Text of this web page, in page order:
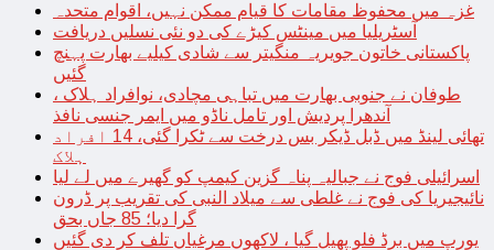
غزہ میں محفوظ مقامات کا قیام ممکن نہیں، اقوام متحدہ
آسٹریلیا میں مینٹس کیڑے کی دو نئی نسلیں دریافت
پاکستانی خاتون جویریہ منگیتر سے شادی کیلیے بھارت پہنچ
گئیں
طوفان نے جنوبی بھارت میں تباہی مچادی، نوافراد ہلاک ،
آندھرا پردیش اور تامل ناڈو میں ایمر جنسی نافذ
تھائی لینڈ میں ڈبل ڈیکر بس درخت سے ٹکرا گئی، 14 افراد
ہلاک
اسرائیلی فوج نے جبالیہ پناہ گزین کیمپ کو گھیرے میں لے لیا
نائیجیریا کی فوج نے غلطی سے میلاد النبی کی تقریب پر ڈرون
گرا دیا؛ 85 جاں بحق
یورپ میں برڈ فلو پھیل گیا ، لاکھوں مرغیاں تلف کر دی گئیں